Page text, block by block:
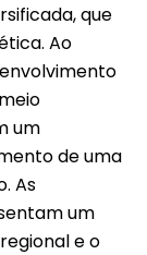
que
Ao
um
de uma
As
um
e o